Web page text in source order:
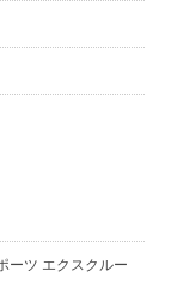
ーツ エクスクルー